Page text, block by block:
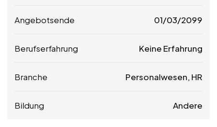
Angebotsende 01/03/2099
Berufserfahrung Keine Erfahrung
Branche Personalwesen, HR
Bildung Andere